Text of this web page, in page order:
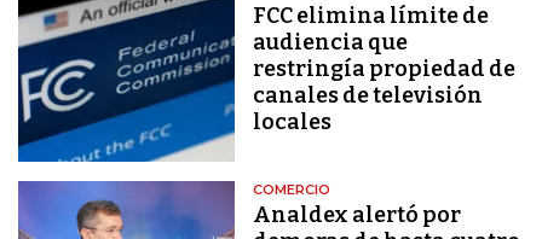
FCC elimina límite de
audiencia que
restringía propiedad de
canales de televisión
locales
COMERCIO
Analdex alertó por